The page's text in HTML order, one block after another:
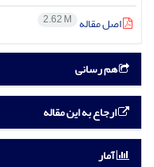
اصل مقاله 2.62 M
هم رسانی
ارجاع به این مقاله
آمار